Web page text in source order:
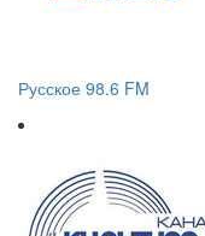
Русское 98.6 FM